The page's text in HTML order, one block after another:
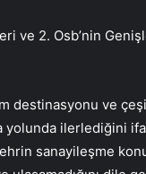
ve 2. Osb’nin
destinasyonu ve
yolunda ilerlediğini
sanayileşme